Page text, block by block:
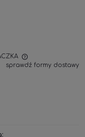
KOSZTÓW
sprawdź formy dostawy